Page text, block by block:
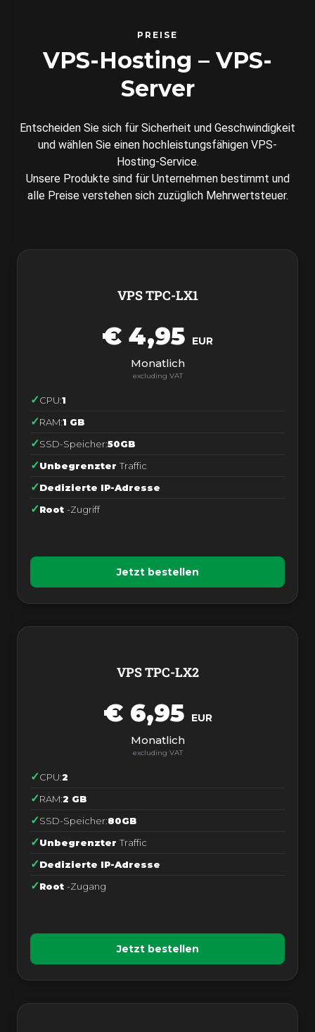
PREISE
VPS-Hosting – VPS-
Server
Entscheiden Sie sich für Sicherheit und Geschwindigkeit
und wählen Sie einen hochleistungsfähigen VPS-
Hosting-Service.
Unsere Produkte sind für Unternehmen bestimmt und
alle Preise verstehen sich zuzüglich Mehrwertsteuer.
VPS TPC-LX1
€ 4,95 EUR
Monatlich
Jetzt bestellen
CPU:1
RAM:1 GB
SSD-Speicher:50GB
Unbegrenzter Traffic
Dedizierte IP-Adresse
Root -Zugriff
VPS TPC-LX2
€ 6,95 EUR
Monatlich
Jetzt bestellen
CPU:2
RAM:2 GB
SSD-Speicher:80GB
Unbegrenzter Traffic
Dedizierte IP-Adresse
Root -Zugang